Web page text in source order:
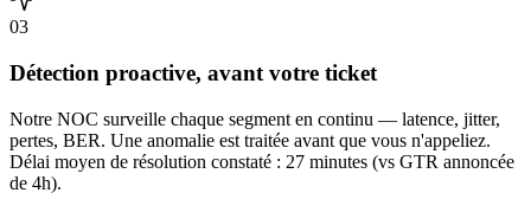
03
Détection proactive, avant votre ticket
Notre NOC surveille chaque segment en continu — latence, jitter,
pertes, BER. Une anomalie est traitée avant que vous n'appeliez.
Délai moyen de résolution constaté : 27 minutes (vs GTR annoncée
de 4h).